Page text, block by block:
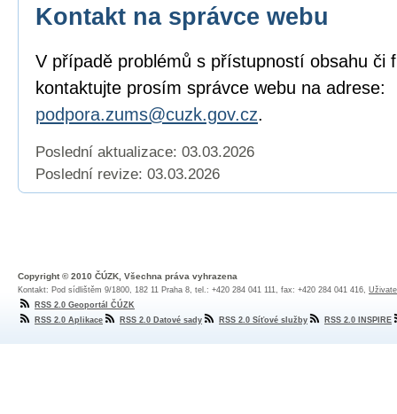
Kontakt na správce webu
V případě problémů s přístupností obsahu či
kontaktujte prosím správce webu na adrese:
podpora.zums@cuzk.gov.cz.
Poslední aktualizace: 03.03.2026
Poslední revize: 03.03.2026
Copyright © 2010 ČÚZK, Všechna práva vyhrazena
Kontakt: Pod sídlištěm 9/1800, 182 11 Praha 8, tel.: +420 284 041 111, fax: +420 284 041 416,
RSS 2.0 Geoportál ČÚZK
RSS 2.0 Aplikace
RSS 2.0 Datové sady RSS 2.0 Síťové služby RSS 2.0 INSPIRE